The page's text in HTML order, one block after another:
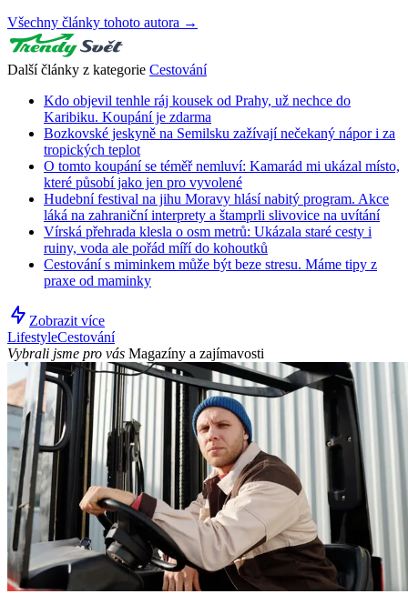
Všechny články tohoto autora →
Další články z kategorie Cestování
Kdo objevil tenhle ráj kousek od Prahy, už nechce do
Karibiku. Koupání je zdarma
Bozkovské jeskyně na Semilsku zažívají nečekaný nápor i za
tropických teplot
O tomto koupání se téměř nemluví: Kamarád mi ukázal místo,
které působí jako jen pro vyvolené
Hudební festival na jihu Moravy hlásí nabitý program. Akce
láká na zahraniční interprety a štamprli slivovice na uvítání
Vírská přehrada klesla o osm metrů: Ukázala staré cesty i
ruiny, voda ale pořád míří do kohoutků
Cestování s miminkem může být beze stresu. Máme tipy z
praxe od maminky
Zobrazit více
LifestyleCestování
Vybrali jsme pro vás Magazíny a zajímavosti